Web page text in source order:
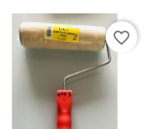
favorite_border